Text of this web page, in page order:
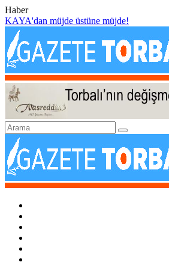
Haber
KAYA'dan müjde üstüne müjde!